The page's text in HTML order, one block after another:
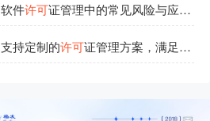
软件许可证管理中的常见风险与应对策略
支持定制的许可证管理方案，满足企业个性化需求